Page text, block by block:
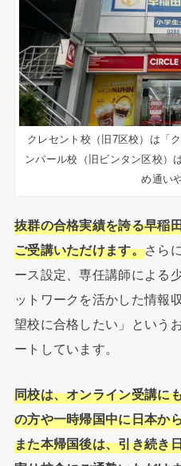
クレセント校（旧7区校）は「
ンパール校（旧ビンタン区校）
め通い
抜群の合格実績を誇る早稲
ご受講いただけます。さら
ース設定、専任講師による
ットワークを活かした情報
望校に合格したい」
という
ートしています。
同校は、オンライン受講に
の方や一時帰国中に日本か
また本帰国後は、引き続き